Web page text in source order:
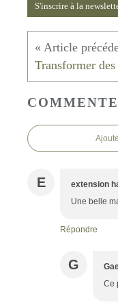
S'inscrire à la
E extension
Une belle
Répondre
G
Ce